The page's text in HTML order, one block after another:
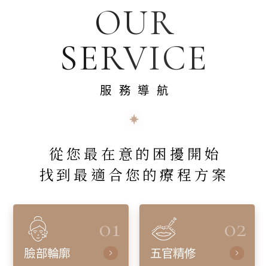
OUR
SERVICE
服務導航
從您最在意的困擾開始
找到最適合您的療程方案
01
臉部輪廓
02
五官精修